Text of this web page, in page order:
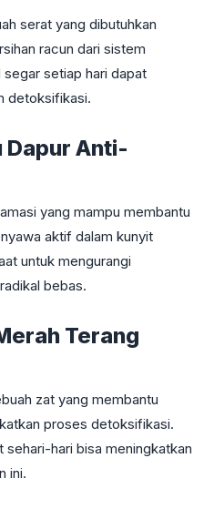
serat yang dibutuhkan
racun dari sistem
setiap hari dapat
detoksifikasi.
Dapur Anti-
yang mampu membantu
aktif dalam kunyit
untuk mengurangi
bebas.
Terang
zat yang membantu
proses detoksifikasi.
hari bisa meningkatkan
ini.